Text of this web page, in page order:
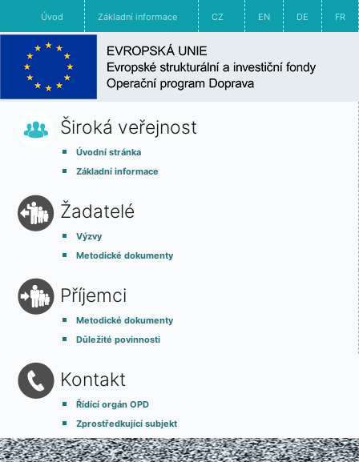
Úvod Základní informace CZ EN DE FR
Široká veřejnost
Úvodní stránka
Základní informace
Žadatelé
Výzvy
Metodické dokumenty
Příjemci
Metodické dokumenty
Důležité povinnosti
Kontakt
Řídící orgán OPD
Zprostředkující subjekt